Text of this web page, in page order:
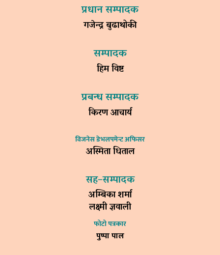
प्रधान सम्पादक
गजेन्द्र बुढाथोकी
सम्पादक
हिम विष्ट
प्रबन्ध सम्पादक
किरण आचार्य
विजनेस डेभलपमेन्ट अफिसर
अस्मिता धिताल
सह–सम्पादक
अम्बिका शर्मा
लक्ष्मी ज्ञवाली
फोटो पत्रकार
पुष्पा पाल